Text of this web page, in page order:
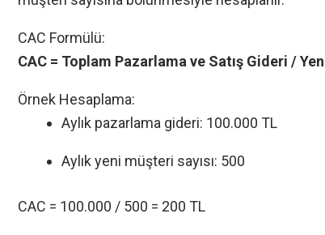
CAC Formülü:
CAC = Toplam Pazarlama ve Satış Gideri /
Örnek Hesaplama:
Aylık pazarlama gideri: 100.000 TL
Aylık yeni müşteri sayısı: 500
CAC = 100.000 / 500 = 200 TL